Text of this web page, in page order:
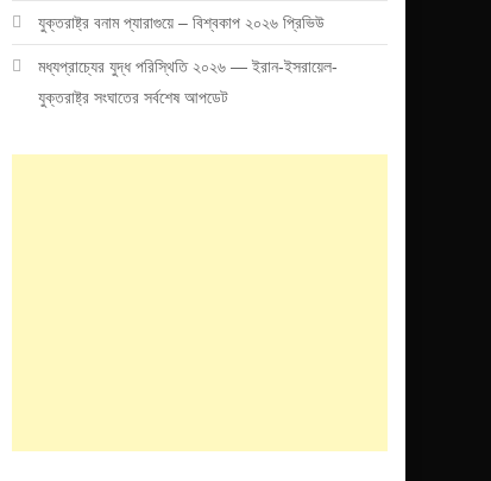
যুক্তরাষ্ট্র বনাম প্যারাগুয়ে – বিশ্বকাপ ২০২৬ প্রিভিউ
মধ্যপ্রাচ্যের যুদ্ধ পরিস্থিতি ২০২৬ — ইরান-ইসরায়েল-
যুক্তরাষ্ট্র সংঘাতের সর্বশেষ আপডেট